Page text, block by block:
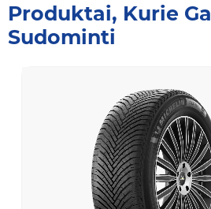
Produktai, Kurie
Sudominti